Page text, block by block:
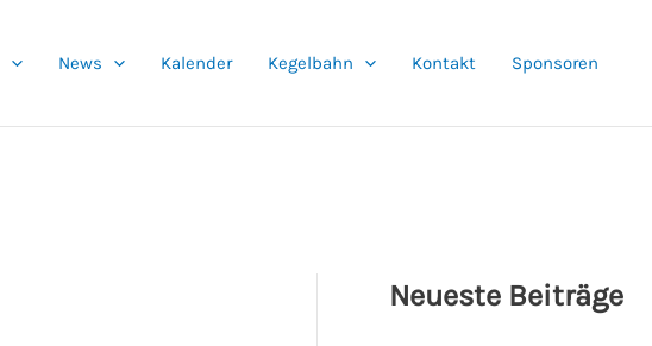
News Kalender Kegelbahn Kontakt Sponsoren
Neueste Beiträge